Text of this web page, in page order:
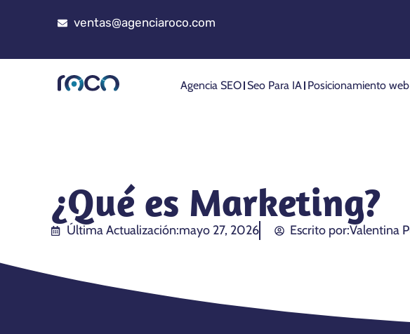
ventas@agenciaroco.com
Agencia SEO Seo Para IA Posicionamiento web
¿Qué es Marketing?
Última Actualización:mayo 27, 2026 Escrito por:Valentina